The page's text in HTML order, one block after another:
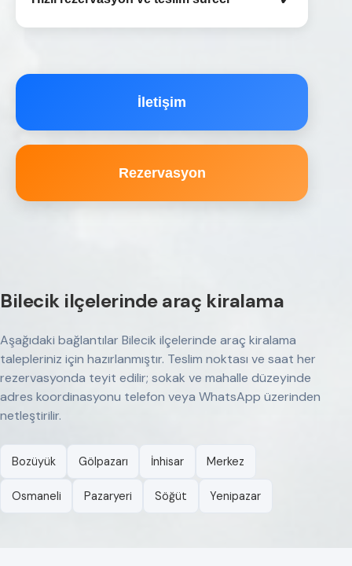
İletişim
Rezervasyon
Bilecik ilçelerinde araç kiralama
Aşağıdaki bağlantılar Bilecik ilçelerinde araç kiralama
talepleriniz için hazırlanmıştır. Teslim noktası ve saat her
rezervasyonda teyit edilir; sokak ve mahalle düzeyinde
adres koordinasyonu telefon veya WhatsApp üzerinden
netleştirilir.
Bozüyük Gölpazarı İnhisar Merkez
Osmaneli Pazaryeri Söğüt Yenipazar